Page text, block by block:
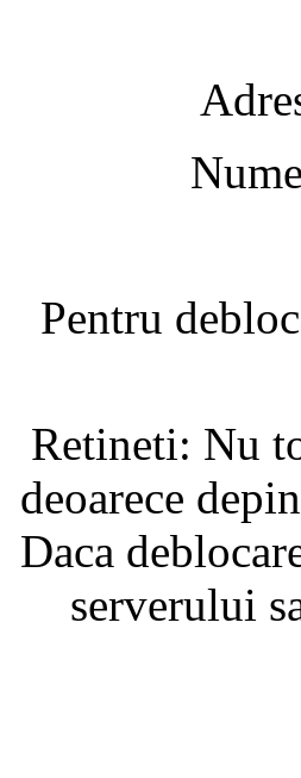
Pentru
Retineti: Nu
deoarece
Daca
serverului